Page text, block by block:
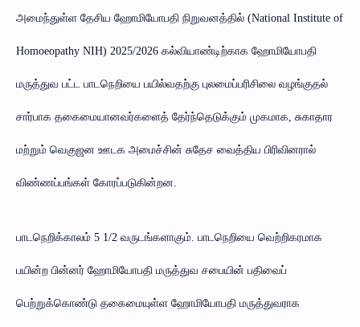
அமைந்துள்ள தேசிய ஹோமியோபதி நிறுவனத்தில் (National Institute of
Homoeopathy NIH) 2025/2026 கல்வியாண்டிற்காக ஹோமியோபதி
மருத்துவ பட்ட பாடநெறியை பயில்வதற்கு புலமைப்பரிசிலை வழங்குதல்
சார்பாக தகைமையானவர்களைத் தேர்ந்தெடுக்கும் முகமாக, சுகாதார
மற்றும் வெகுஜன ஊடக அமைச்சின் சுதேச வைத்திய பிரிவினரால்
விண்ணப்பங்கள் கோரப்படுகின்றன.
பாடநெறிக்காலம் 5 1/2 வருடங்களாகும். பாடநெறியை வெற்றிகரமாக
பயின்ற பின்னர் ஹோமியோபதி மருத்துவ சபையின் பதிவைப்
பெற்றுக்கொண்டு தகைமையுள்ள ஹோமியோபதி மருத்துவராக